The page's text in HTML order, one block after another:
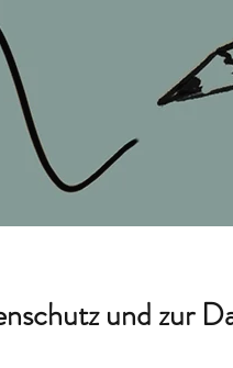
und zur